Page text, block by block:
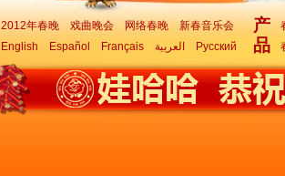
2012年春晚 戏曲晚会 网络春晚
新春音乐会
English
Español Français العربية Русский
产
品